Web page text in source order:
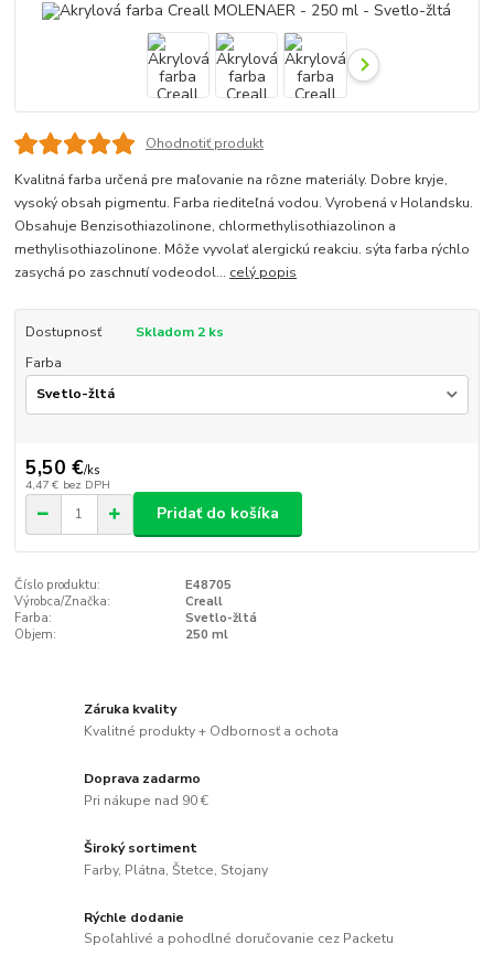
Ohodnotiť produkt
Kvalitná farba určená pre maľovanie na rôzne materiály. Dobre kryje,
vysoký obsah pigmentu. Farba riediteľná vodou. Vyrobená v Holandsku.
Obsahuje Benzisothiazolinone, chlormethylisothiazolinon a
methylisothiazolinone. Môže vyvolať alergickú reakciu. sýta farba rýchlo
zasychá po zaschnutí vodeodol... celý popis
Dostupnosť
Skladom 2 ks
Farba
5,50 €/ks
4,47 € bez DPH
Pridať do košíka
Číslo produktu:
E48705
Výrobca/Značka:
Creall
Farba:
Svetlo-žltá
Objem:
250 ml
Záruka kvality
Kvalitné produkty + Odbornosť a ochota
Doprava zadarmo
Pri nákupe nad 90 €
Široký sortiment
Farby, Plátna, Štetce, Stojany
Rýchle dodanie
Spoľahlivé a pohodlné doručovanie cez Packetu